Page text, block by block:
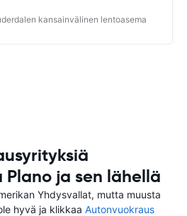
kansainvälinen lentoasema
Plano ja sen lähellä
Yhdysvallat, mutta muusta
hyvä ja klikkaa Autonvuokraus